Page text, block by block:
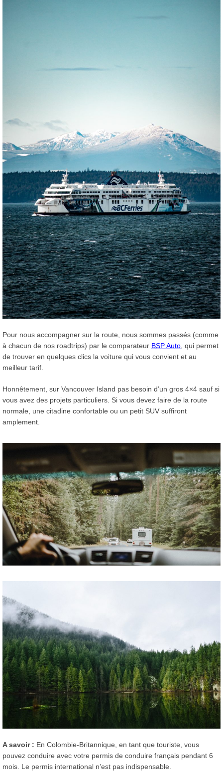
Pour nous accompagner sur la route, nous sommes passés (comme
à chacun de nos roadtrips) par le comparateur BSP Auto , qui permet
de trouver en quelques clics la voiture qui vous convient et au
meilleur tarif.
Honnêtement, sur Vancouver Island pas besoin d’un gros 4×4 sauf si
vous avez des projets particuliers. Si vous devez faire de la route
normale, une citadine confortable ou un petit SUV suffiront
amplement.
A savoir : En Colombie-Britannique, en tant que touriste, vous
pouvez conduire avec votre permis de conduire français pendant 6
mois. Le permis international n’est pas indispensable.